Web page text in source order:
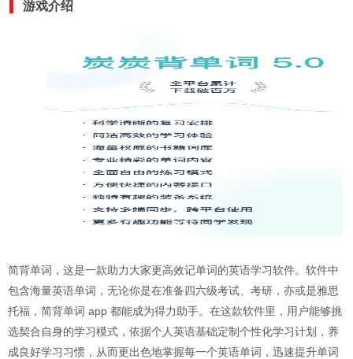
游戏介绍
简背单词，这是一款助力大家更高效记单词的英语学习软件。软件中
包含海量英语单词，无论你是在准备四六级考试、考研，亦或是雅思
托福，简背单词 app 都能成为得力助手。在这款软件里，用户能够挑
选契合自身的学习模式，依据个人英语基础定制个性化学习计划，养
成良好学习习惯，从而更出色地掌握每一个英语单词，迅速提升单词